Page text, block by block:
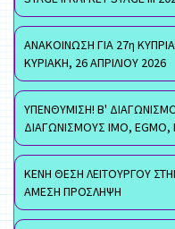
ΑΝΑΚΟΙΝΩΣΗ ΓΙΑ 27η
ΚΥΡΙΑΚΗ, 26 ΑΠΡΙΛΙΟΥ 2026
ΥΠΕΝΘΥΜΙΣΗ! Β'
ΔΙΑΓΩΝΙΣΜΟΥΣ ΙΜΟ,
ΚΕΝΗ ΘΕΣΗ ΛΕΙΤΟΥΡΓΟΥ
ΑΜΕΣΗ ΠΡΟΣΛΗΨΗ